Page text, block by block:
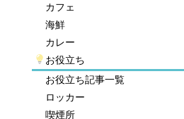
カフェ
海鮮
カレー
お役立ち
お役立ち記事一覧
ロッカー
喫煙所